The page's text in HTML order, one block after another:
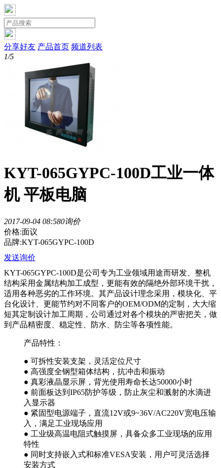
分享好友 产品首页 频道列表
1/5
KYT-065GYPC-100D工业一体
机 平板电脑
2017-09-04 08:580询价
价格:面议
品牌:KYT-065GYPC-100D
发送询价
KYT-065GYPC-100D是公司专为工业领域用途而研发、整机
结构采用金属结构加工成型，更能有效的隔绝外部环境干扰，
适用各种恶劣的工作环境。其产品设计理念采用，模块化、平
台化设计、更能节约对不同客户的OEM/ODM的定制，大大缩
短其定制设计加工周期，公司通过对各个模块的严密把关，做
到产品精密度、稳定性、防水、防尘等各项性能。
产品特性：
● 可拆性安装支架，灵活定位尺寸
● 高强度全钢型箱体结构，抗冲击和振动
● 真彩液晶显示屏，背光使用寿命长达50000小时
● 前面板达到IP65防护等级，防止灰尘和溅射的水滴进
入显示器
● 紧固型电源端子，直流12V或9~36V/AC220V宽电压输
入，满足工业现场应用
● 工业级高温电阻式触摸屏，具备众多工业现场的应用
特性
● 同时支持嵌入式和标准VESA安装，用户可灵活选择
安装方式